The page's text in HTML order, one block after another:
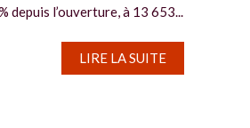
depuis l’ouverture, à 13 653...
LIRE LA SUITE